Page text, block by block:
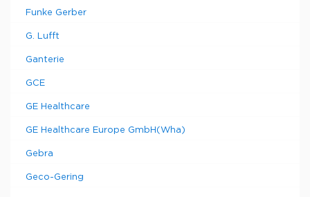
Funke Gerber
G. Lufft
Ganterie
GCE
GE Healthcare
GE Healthcare Europe GmbH(Wha)
Gebra
Geco-Gering